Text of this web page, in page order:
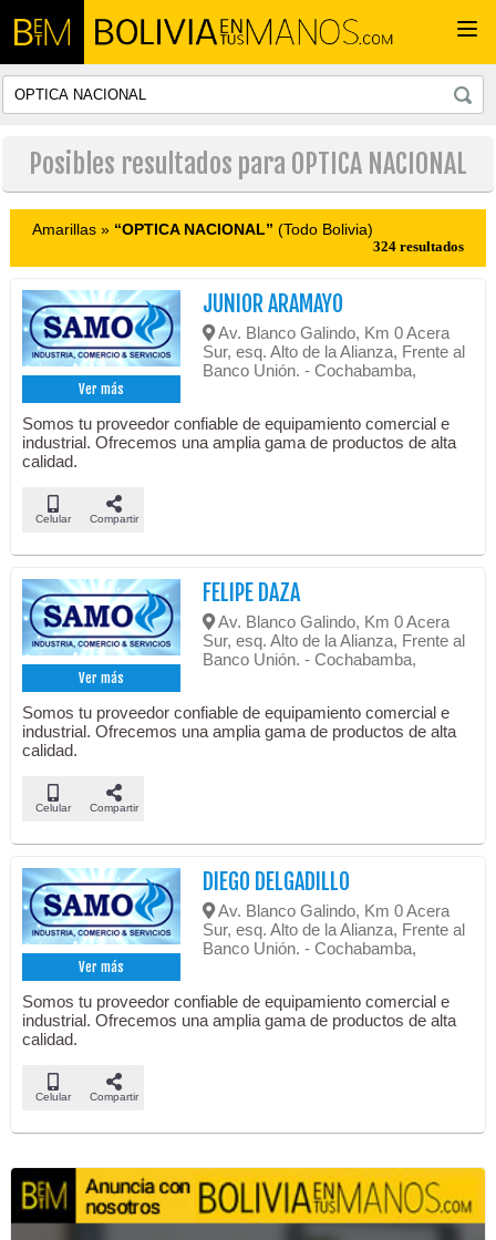
Posibles resultados para OPTICA NACIONAL
Amarillas » “OPTICA NACIONAL” (Todo Bolivia)
324 resultados
Ver más
JUNIOR ARAMAYO
Av. Blanco Galindo, Km 0 Acera
Sur, esq. Alto de la Alianza, Frente al
Banco Unión. - Cochabamba,
Somos tu proveedor confiable de equipamiento comercial e
industrial. Ofrecemos una amplia gama de productos de alta
calidad.
Celular Compartir
Ver más
FELIPE DAZA
Av. Blanco Galindo, Km 0 Acera
Sur, esq. Alto de la Alianza, Frente al
Banco Unión. - Cochabamba,
Somos tu proveedor confiable de equipamiento comercial e
industrial. Ofrecemos una amplia gama de productos de alta
calidad.
Celular Compartir
Ver más
DIEGO DELGADILLO
Av. Blanco Galindo, Km 0 Acera
Sur, esq. Alto de la Alianza, Frente al
Banco Unión. - Cochabamba,
Somos tu proveedor confiable de equipamiento comercial e
industrial. Ofrecemos una amplia gama de productos de alta
calidad.
Celular Compartir